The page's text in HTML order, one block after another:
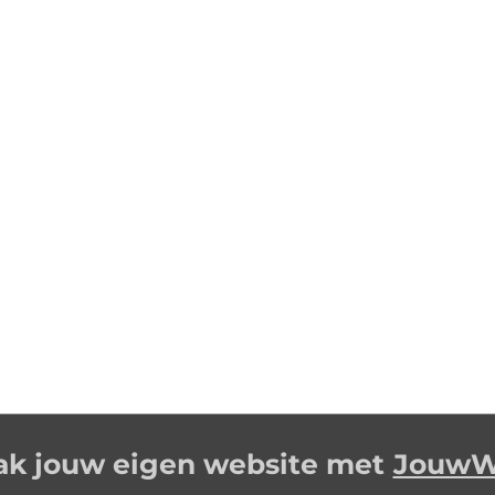
jouw eigen website met